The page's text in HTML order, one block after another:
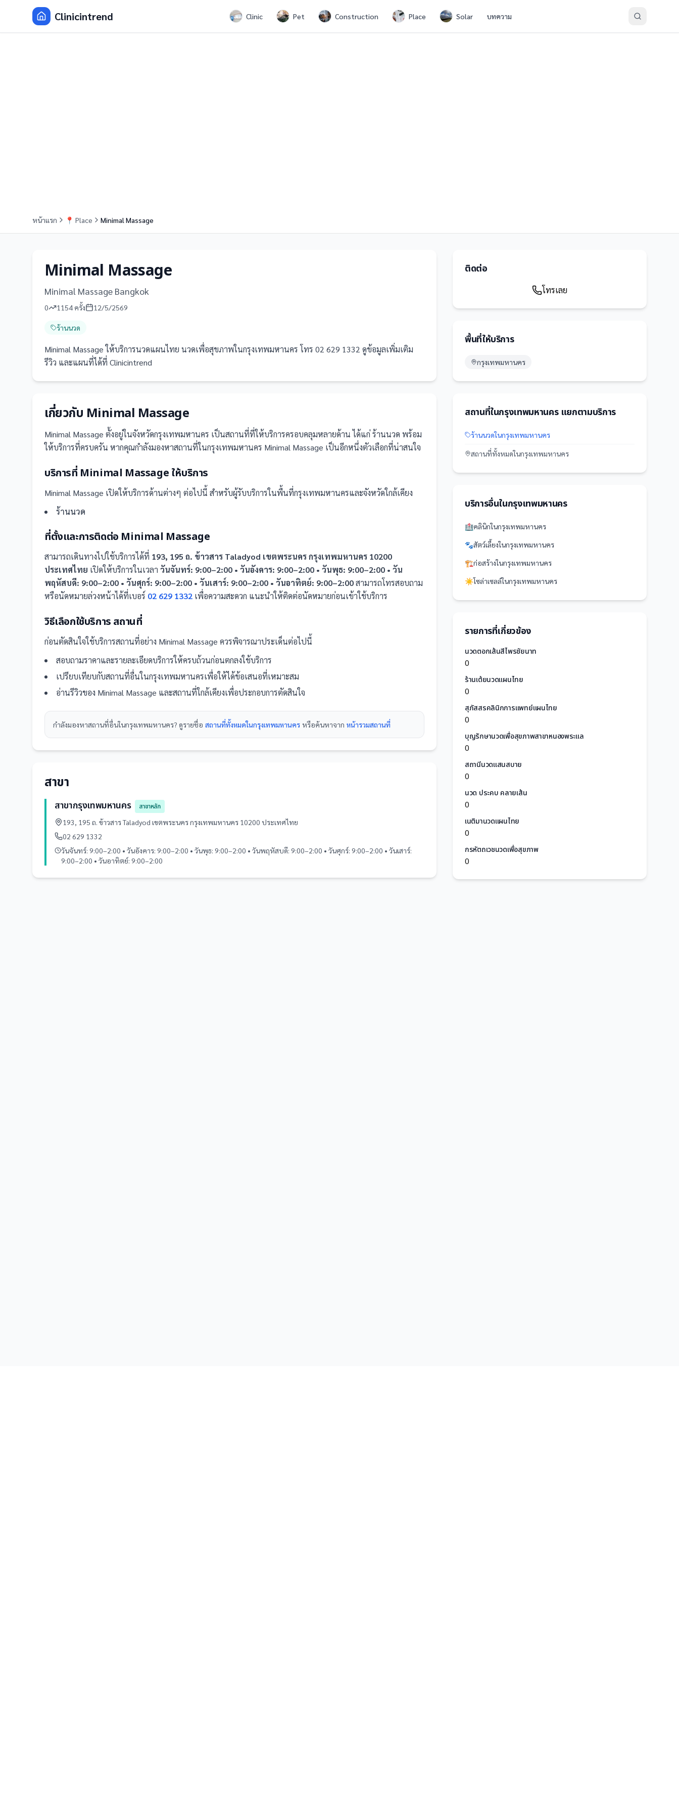
Clinicintrend Clinic Pet Construction Place Solar บทความ
หน้าแรก 📍 Place Minimal Massage
Minimal Massage
Minimal Massage Bangkok
0 1154 ครั้ง 12/5/2569
ร้านนวด
Minimal Massage ให้บริการนวดแผนไทย นวดเพื่อสุขภาพในกรุงเทพมหานคร โทร 02 629 1332 ดูข้อมูลเพิ่มเติม
รีวิว และแผนที่ได้ที่ Clinicintrend
เกี่ยวกับ Minimal Massage
Minimal Massage ตั้งอยู่ในจังหวัดกรุงเทพมหานคร เป็นสถานที่ที่ให้บริการครอบคลุมหลายด้าน ได้แก่ ร้านนวด พร้อม
ให้บริการที่ครบครัน หากคุณกำลังมองหาสถานที่ในกรุงเทพมหานคร Minimal Massage เป็นอีกหนึ่งตัวเลือกที่น่าสนใจ
บริการที่ Minimal Massage ให้บริการ
Minimal Massage เปิดให้บริการด้านต่างๆ ต่อไปนี้ สำหรับผู้รับบริการในพื้นที่กรุงเทพมหานครและจังหวัดใกล้เคียง
ร้านนวด
ที่ตั้งและการติดต่อ Minimal Massage
สามารถเดินทางไปใช้บริการได้ที่ 193, 195 ถ. ข้าวสาร Taladyod เขตพระนคร กรุงเทพมหานคร 10200
ประเทศไทย เปิดให้บริการในเวลา วันจันทร์: 9:00–2:00 • วันอังคาร: 9:00–2:00 • วันพุธ: 9:00–2:00 • วัน
พฤหัสบดี: 9:00–2:00 • วันศุกร์: 9:00–2:00 • วันเสาร์: 9:00–2:00 • วันอาทิตย์: 9:00–2:00สามารถโทรสอบถาม
หรือนัดหมายล่วงหน้าได้ที่เบอร์ 02 629 1332 เพื่อความสะดวก แนะนำให้ติดต่อนัดหมายก่อนเข้าใช้บริการ
วิธีเลือกใช้บริการ สถานที่
ก่อนตัดสินใจใช้บริการสถานที่อย่าง Minimal Massage ควรพิจารณาประเด็นต่อไปนี้
สอบถามราคาและรายละเอียดบริการให้ครบถ้วนก่อนตกลงใช้บริการ
เปรียบเทียบกับสถานที่อื่นในกรุงเทพมหานครเพื่อให้ได้ข้อเสนอที่เหมาะสม
อ่านรีวิวของ Minimal Massage และสถานที่ใกล้เคียงเพื่อประกอบการตัดสินใจ
กำลังมองหาสถานที่อื่นในกรุงเทพมหานคร? ดูรายชื่อ สถานที่ทั้งหมดในกรุงเทพมหานคร หรือค้นหาจาก หน้ารวมสถานที่
สาขา
สาขากรุงเทพมหานคร
สาขาหลัก
193, 195 ถ. ข้าวสาร Taladyod เขตพระนคร กรุงเทพมหานคร 10200 ประเทศไทย
02 629 1332
วันจันทร์: 9:00–2:00 • วันอังคาร: 9:00–2:00 • วันพุธ: 9:00–2:00 • วันพฤหัสบดี: 9:00–2:00 • วันศุกร์: 9:00–2:00 • วันเสาร์:
9:00–2:00 • วันอาทิตย์: 9:00–2:00
ติดต่อ
โทรเลย
พื้นที่ให้บริการ
กรุงเทพมหานคร
สถานที่ในกรุงเทพมหานครแยกตามบริการ
ร้านนวดในกรุงเทพมหานคร
สถานที่ทั้งหมดในกรุงเทพมหานคร
บริการอื่นในกรุงเทพมหานคร
🏥คลินิกในกรุงเทพมหานคร
🐾สัตว์เลี้ยงในกรุงเทพมหานคร
🏗️ก่อสร้างในกรุงเทพมหานคร
☀️โซล่าเซลล์ในกรุงเทพมหานคร
รายการที่เกี่ยวข้อง
นวดตอกเส้นสีไพรชัยนาท
0
ร้านเต้ยนวดแผนไทย
0
สุภัสสรคลินิกการแพทย์แผนไทย
0
บุญรักษานวดเพื่อสุขภาพสาขาหนองพระแล
0
สถานีนวดแสนสบาย
0
นวด ประคบ คลายเส้น
0
เนติมานวดแผนไทย
0
กรหัตถเวชนวดเพื่อสุขภาพ
0